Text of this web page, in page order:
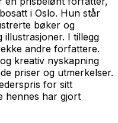
i Oslo. Hun står
bøker og
illustrasjoner. I tillegg
andre forfattere.
kreativ nyskapning
priser og utmerkelser.
for sitt
hennes har gjort